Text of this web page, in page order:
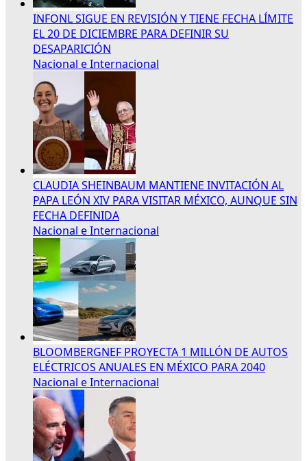
INFONL SIGUE EN REVISIÓN Y TIENE FECHA LÍMITE
EL 20 DE DICIEMBRE PARA DEFINIR SU
DESAPARICIÓN
Nacional e Internacional
CLAUDIA SHEINBAUM MANTIENE INVITACIÓN AL
PAPA LEÓN XIV PARA VISITAR MÉXICO, AUNQUE SIN
FECHA DEFINIDA
Nacional e Internacional
BLOOMBERGNEF PROYECTA 1 MILLÓN DE AUTOS
ELÉCTRICOS ANUALES EN MÉXICO PARA 2040
Nacional e Internacional